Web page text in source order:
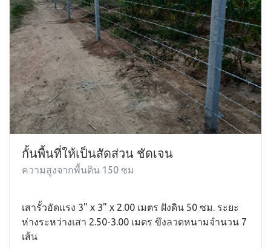
กั้นพื้นที่ให้เป็นสัดส่วน ชัดเจน
ความสูงจากพื้นดิน 150 ซม
เสารั้วอัดแรง 3" x 3" x 2.00 เมตร ฝังดิน 50 ซม. ระยะ
ห่างระหว่างเสา 2.50-3.00 เมตร ขึงลวดหนามจำนวน 7
เส้น